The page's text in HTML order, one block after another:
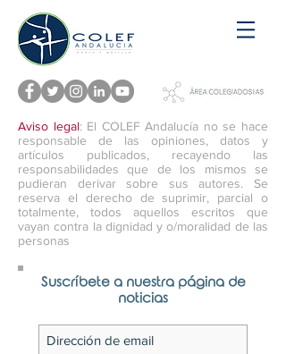
Aviso legal: El COLEF Andalucía no se hace
responsable de las opiniones, datos y
artículos publicados, recayendo las
responsabilidades que de los mismos se
pudieran derivar sobre sus autores. Se
reserva el derecho de suprimir, parcial o
totalmente, todos aquellos escritos que
vayan contra la dignidad y o/moralidad de las
personas
Suscríbete a nuestra página de
noticias